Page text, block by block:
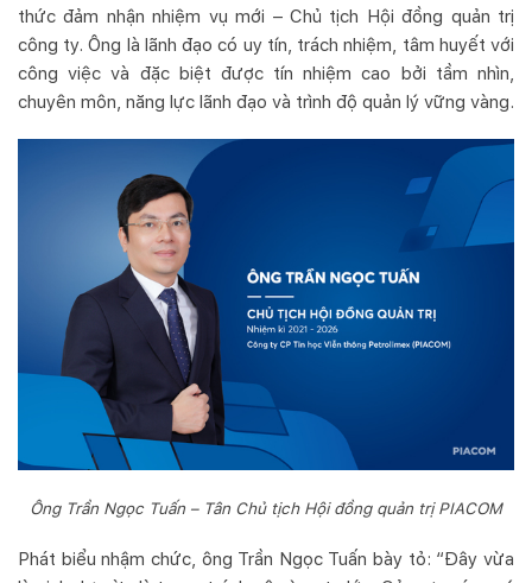
thức đảm nhận nhiệm vụ mới – Chủ tịch Hội đồng quản trị
công ty. Ông là lãnh đạo có uy tín, trách nhiệm, tâm huyết với
công việc và đặc biệt được tín nhiệm cao bởi tầm nhìn,
chuyên môn, năng lực lãnh đạo và trình độ quản lý vững vàng.
Ông Trần Ngọc Tuấn – Tân Chủ tịch Hội đồng quản trị PIACOM
Phát biểu nhậm chức, ông Trần Ngọc Tuấn bày tỏ: “Đây vừa